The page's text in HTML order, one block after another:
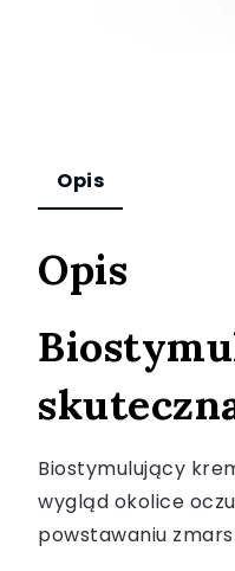
Opis
Opis
Biostymulujący
wygląd okolice
powstawaniu